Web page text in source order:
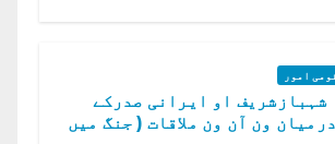
امور
شہبازشریف او ایرانی صدرکے
درمیان ون آن ون ملاقات ( جنگ میں